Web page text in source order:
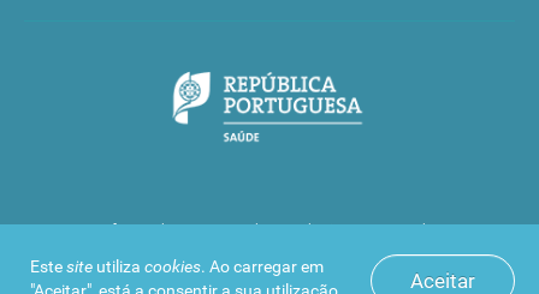
Aceitar
Estesite utiliza cookies. Ao carregar em
Infarmed © 2016. Todos os direitos reservados